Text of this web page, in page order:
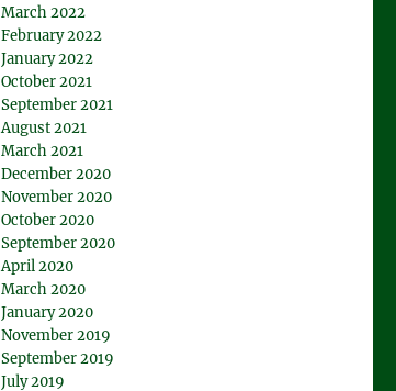
March 2022
February 2022
January 2022
October 2021
September 2021
August 2021
March 2021
December 2020
November 2020
October 2020
September 2020
April 2020
March 2020
January 2020
November 2019
September 2019
July 2019